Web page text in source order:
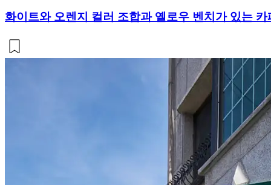
화이트와 오렌지 컬러 조합과 옐로우 벤치가 있는 카